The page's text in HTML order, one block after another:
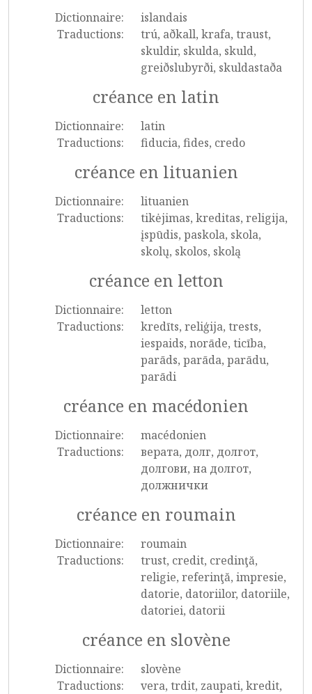
Dictionnaire:
islandais
Traductions:
trú, aðkall, krafa, traust,
skuldir, skulda, skuld,
greiðslubyrði, skuldastaða
créance en latin
Dictionnaire:
latin
Traductions:
fiducia, fides, credo
créance en lituanien
Dictionnaire:
lituanien
Traductions:
tikėjimas, kreditas, religija,
įspūdis, paskola, skola,
skolų, skolos, skolą
créance en letton
Dictionnaire:
letton
Traductions:
kredīts, reliģija, trests,
iespaids, norāde, ticība,
parāds, parāda, parādu,
parādi
créance en macédonien
Dictionnaire:
macédonien
Traductions:
верата, долг, долгот,
долгови, на долгот,
должнички
créance en roumain
Dictionnaire:
roumain
Traductions:
trust, credit, credinţă,
religie, referinţă, impresie,
datorie, datoriilor, datoriile,
datoriei, datorii
créance en slovène
Dictionnaire:
slovène
Traductions:
vera, trdit, zaupati, kredit,